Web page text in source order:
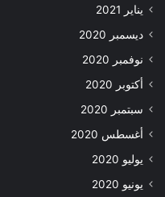
يناير 2021
ديسمبر 2020
نوفمبر 2020
أكتوبر 2020
سبتمبر 2020
أغسطس 2020
يوليو 2020
يونيو 2020